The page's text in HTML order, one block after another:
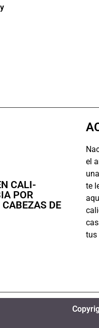
CALI-
POR
DE
el
te
tus